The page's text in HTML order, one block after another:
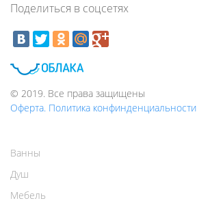
Поделиться в соцсетях
© 2019. Все права защищены
Оферта. Политика конфинденциальности
Ванны
Душ
Мебель